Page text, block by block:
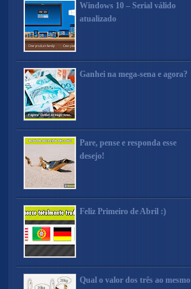
Windows 10 – Serial válido
atualizado
Ganhei na mega-sena e agora?
Pare, pense e responda esse
desejo!
Feliz Primeiro de Abril :)
Qual o valor dos três ao mesmo